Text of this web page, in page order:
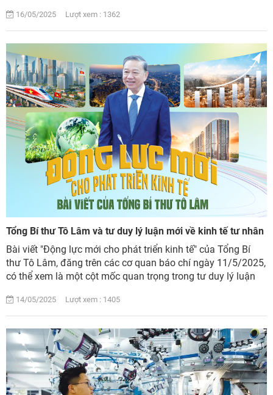
16/05/2025 Lượt xem : 1362
Tổng Bí thư Tô Lâm và tư duy lý luận mới về kinh tế tư nhân
Bài viết "Động lực mới cho phát triển kinh tế" của Tổng Bí
thư Tô Lâm, đăng trên các cơ quan báo chí ngày 11/5/2025,
có thể xem là một cột mốc quan trọng trong tư duy lý luận
14/05/2025 Lượt xem : 1405